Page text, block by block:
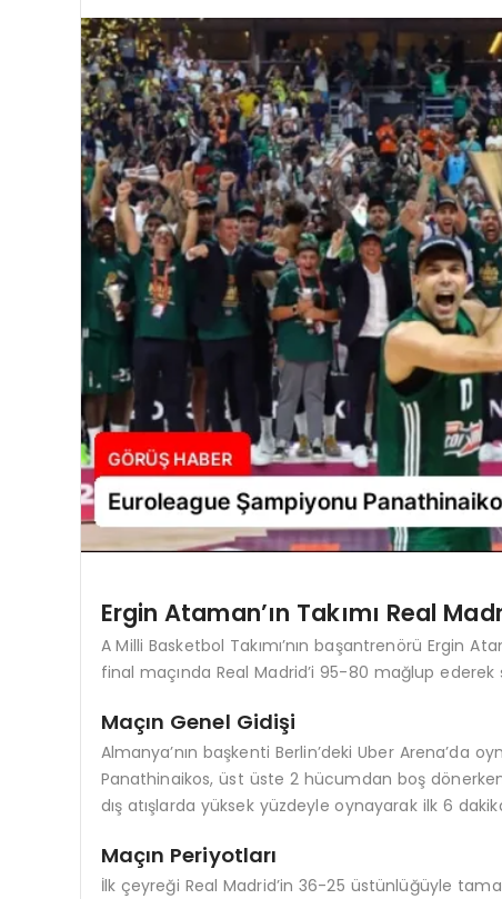
Ergin Ataman’ın Takımı Real
A Milli Basketbol Takımı’nın başantrenörü Ergin
final maçında Real Madrid’i 95-80 mağlup ederek
Maçın Genel Gidişi
Almanya’nın başkenti Berlin’deki Uber Arena’da
Panathinaikos, üst üste 2 hücumdan boş
dış atışlarda yüksek yüzdeyle oynayarak ilk 6
Maçın Periyotları
İlk çeyreği Real Madrid’in 36-25 üstünlüğüyle